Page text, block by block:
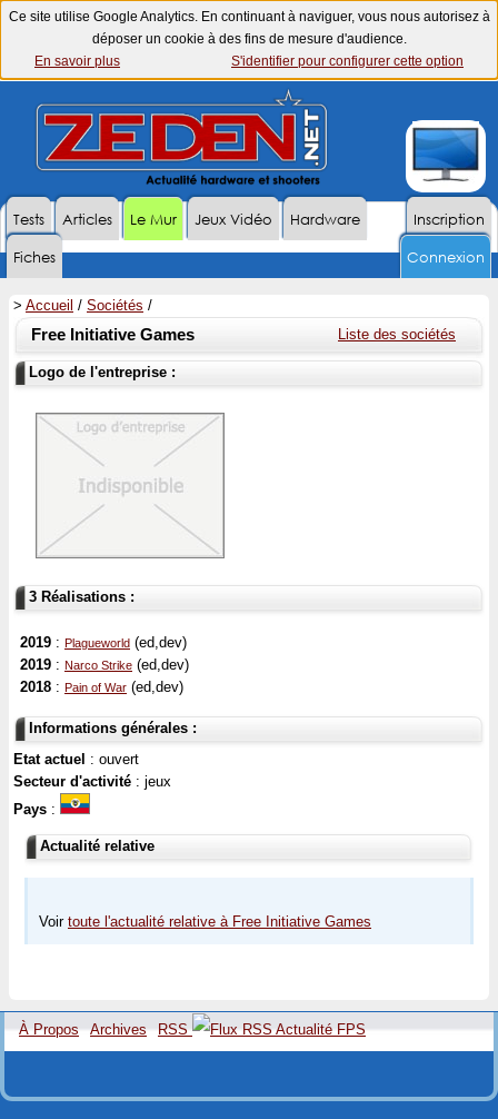
Ce site utilise Google Analytics. En continuant à naviguer, vous nous autorisez à
déposer un cookie à des fins de mesure d'audience.
En savoir plus
S'identifier pour configurer cette option
Inscription
Tests Articles Le Mur Jeux Vidéo
Hardware
Fiches
Connexion
> Accueil / Sociétés /
Liste des sociétés
Free Initiative Games
Logo de l'entreprise :
3 Réalisations :
2019 : Plagueworld (ed,dev)
2019 : Narco Strike (ed,dev)
2018 : Pain of War (ed,dev)
Informations générales :
Etat actuel : ouvert
Secteur d'activité : jeux
Pays :
Actualité relative
Voir toute l'actualité relative à Free Initiative Games
À Propos Archives RSS